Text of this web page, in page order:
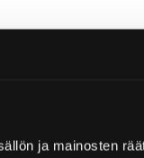
ja mainosten